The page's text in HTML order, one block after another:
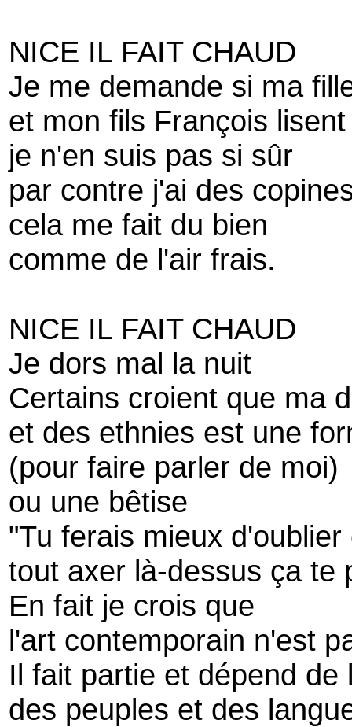
NICE IL FAIT CHAUD
Je me demande si ma
et mon fils François
je n'en suis pas si sûr
par contre j'ai des
cela me fait du bien
comme de l'air frais.
NICE IL FAIT CHAUD
Je dors mal la nuit
Certains croient que ma
et des ethnies est une
(pour faire parler de moi)
ou une bêtise
"Tu ferais mieux
tout axer là-dessus ça te
En fait je crois que
l'art contemporain n'est
Il fait partie et dépend de
des peuples et des